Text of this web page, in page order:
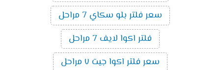
سعر فلتر بلو سكاي 7 مراحل
فلتر اكوا لايف 7 مراحل
سعر فلتر اكوا جيت ٧ مراحل